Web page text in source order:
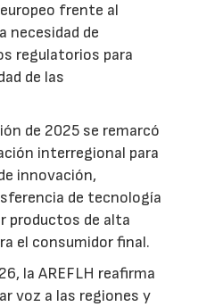
frente al
necesidad de
regulatorios para
de las
de 2025 se remarcó
interregional para
innovación,
de tecnología
productos de alta
el consumidor final.
la AREFLH reafirma
voz a las regiones y